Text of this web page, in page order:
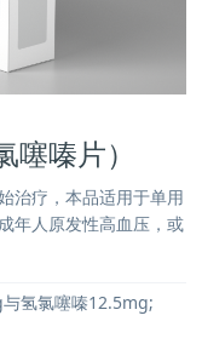
嗪片）
治疗，本品适用于单用
年人原发性高血压，或
氢氯噻嗪12.5mg;